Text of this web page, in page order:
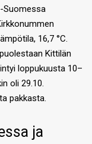
Suomessa
16,7 °C.
Kittilän
loppukuusta 10–
oli 29.10.
pakkasta.
ja